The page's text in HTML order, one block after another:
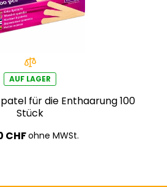
AUF LAGER
für die Enthaarung 100
Stück
CHFohne MWSt.